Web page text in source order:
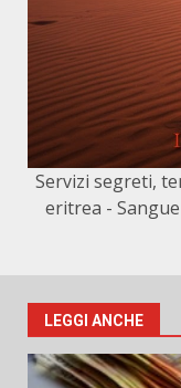
Servizi segreti,
eritrea -
LEGGI ANCHE